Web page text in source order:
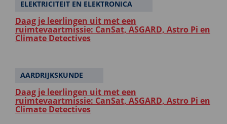
ELEKTRICITEIT EN ELEKTRONICA
Daag je leerlingen uit met een
ruimtevaartmissie: CanSat, ASGARD, Astro Pi en
Climate Detectives
AARDRIJKSKUNDE
Daag je leerlingen uit met een
ruimtevaartmissie: CanSat, ASGARD, Astro Pi en
Climate Detectives